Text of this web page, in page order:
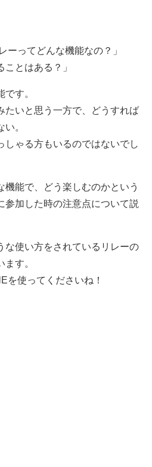
ーってどんな機能なの？」
ことはある？」
す。
たいと思う一方で、どうすれば
。
しゃる方もいるのではないでし
機能で、どう楽しむのかという
参加した時の注意点について説
な使い方をされているリレーの
す。
を使ってくださいね！